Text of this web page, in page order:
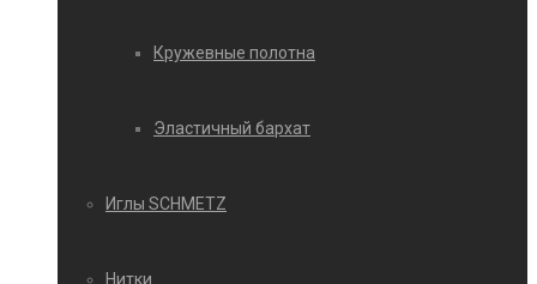
Кружевные полотна
Эластичный бархат
Иглы SCHMETZ
Нитки